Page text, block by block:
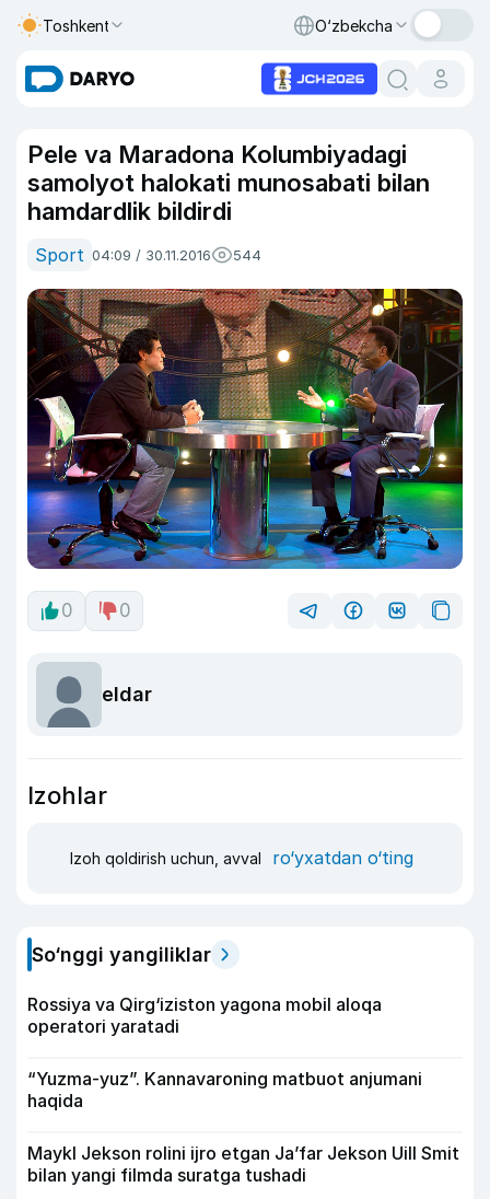
Toshkent O‘zbekcha
Pele va Maradona Kolumbiyadagi
samolyot halokati munosabati bilan
hamdardlik bildirdi
Sport 04:09 / 30.11.2016 544
0 0
eldar
Izohlar
Izoh qoldirish uchun, avval ro‘yxatdan o‘ting
So‘nggi yangiliklar
Rossiya va Qirg‘iziston yagona mobil aloqa
operatori yaratadi
“Yuzma-yuz”. Kannavaroning matbuot anjumani
haqida
Maykl Jekson rolini ijro etgan Ja’far Jekson Uill Smit
bilan yangi filmda suratga tushadi